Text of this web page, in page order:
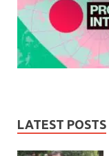
LATEST POSTS